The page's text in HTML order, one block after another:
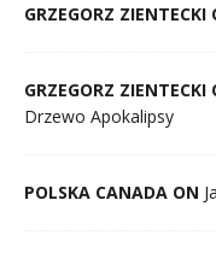
GRZEGORZ ZIENTECKI
GRZEGORZ ZIENTECKI
Drzewo Apokalipsy
POLSKA CANADA ON